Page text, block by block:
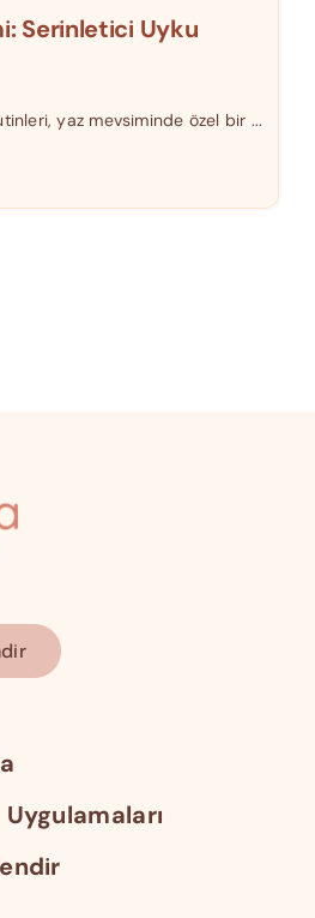
Serinletici Uyku
yaz mevsiminde özel bir ...